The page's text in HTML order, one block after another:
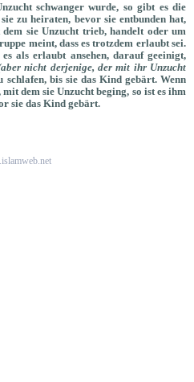
schwanger wurde, so gibt es die
zu heiraten, bevor sie entbunden hat,
sie Unzucht trieb, handelt oder um
meint, dass es trotzdem erlaubt sei.
als erlaubt ansehen, darauf geeinigt,
nicht derjenige, der mit ihr Unzucht
bis sie das Kind gebärt. Wenn
dem sie Unzucht beging, so ist es ihm
sie das Kind gebärt.